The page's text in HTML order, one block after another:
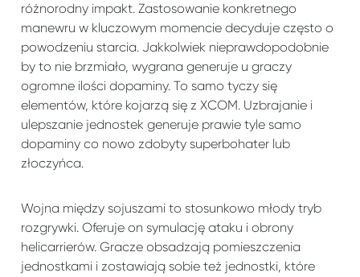
różnorodny impakt. Zastosowanie konkretnego
manewru w kluczowym momencie decyduje często o
powodzeniu starcia. Jakkolwiek nieprawdopodobnie
by to nie brzmiało, wygrana generuje u graczy
ogromne ilości dopaminy. To samo tyczy się
elementów, które kojarzą się z XCOM. Uzbrajanie i
ulepszanie jednostek generuje prawie tyle samo
dopaminy co nowo zdobyty superbohater lub
złoczyńca.
Wojna między sojuszami to stosunkowo młody tryb
rozgrywki. Oferuje on symulację ataku i obrony
helicarrierów. Gracze obsadzają pomieszczenia
jednostkami i zostawiają sobie też jednostki, które